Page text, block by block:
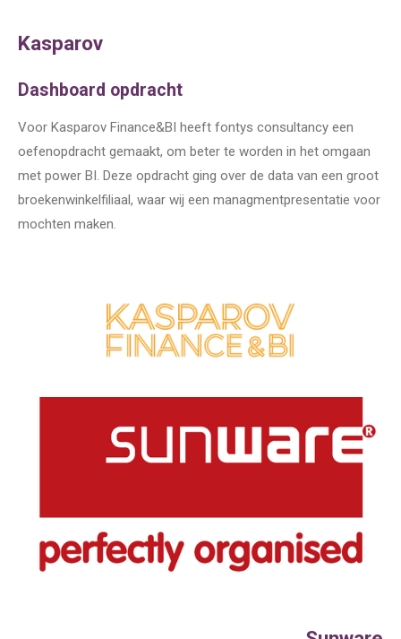
Kasparov
Dashboard opdracht
Voor Kasparov Finance&BI heeft fontys consultancy een
oefenopdracht gemaakt, om beter te worden in het omgaan
met power BI. Deze opdracht ging over de data van een groot
broekenwinkelfiliaal, waar wij een managmentpresentatie voor
mochten maken.